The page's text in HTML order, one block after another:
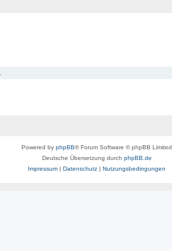
Powered by phpBB® Forum Software © phpBB Limited
Deutsche Übersetzung durch phpBB.de
Impressum | Datenschutz | Nutzungsbedingungen